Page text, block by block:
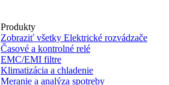
Produkty
Zobraziť všetky Elektrické rozvádzače
Časové a kontrolné relé
EMC/EMI filtre
Klimatizácia a chladenie
Meranie a analýza spotreby